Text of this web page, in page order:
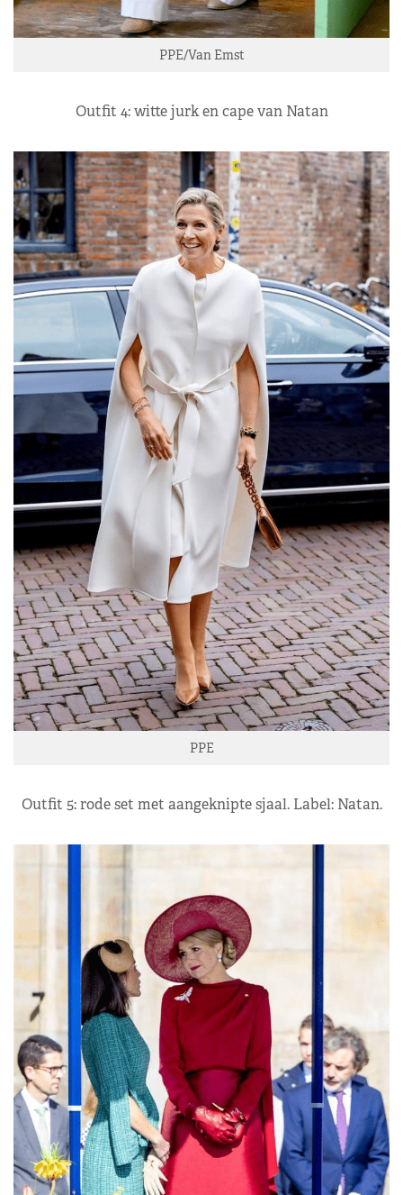
PPE/Van Emst
Outfit 4: witte jurk en cape van Natan
PPE
Outfit 5: rode set met aangeknipte sjaal. Label: Natan.